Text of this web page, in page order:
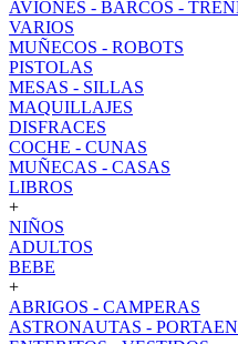
AVIONES - BARCOS -
VARIOS
MUÑECOS - ROBOTS
PISTOLAS
MESAS - SILLAS
MAQUILLAJES
DISFRACES
COCHE - CUNAS
MUÑECAS - CASAS
LIBROS
+
NIÑOS
ADULTOS
BEBE
+
ABRIGOS - CAMPERAS
ASTRONAUTAS -